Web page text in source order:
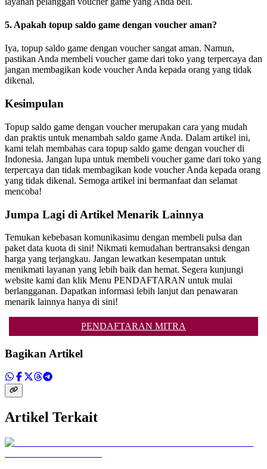
5. Apakah topup saldo game dengan voucher aman?
Iya, topup saldo game dengan voucher sangat aman. Namun,
pastikan Anda membeli voucher game dari toko yang terpercaya dan
jangan membagikan kode voucher Anda kepada orang yang tidak
dikenal.
Kesimpulan
Topup saldo game dengan voucher merupakan cara yang mudah
dan praktis untuk menambah saldo game Anda. Dalam artikel ini,
kami telah membahas cara topup saldo game dengan voucher di
Indonesia. Jangan lupa untuk membeli voucher game dari toko yang
terpercaya dan tidak membagikan kode voucher Anda kepada orang
yang tidak dikenal. Semoga artikel ini bermanfaat dan selamat
mencoba!
Jumpa Lagi di Artikel Menarik Lainnya
Temukan kebebasan komunikasimu dengan membeli pulsa dan
paket data kuota di sini! Nikmati kemudahan bertransaksi dengan
harga yang terjangkau. Jangan lewatkan kesempatan untuk
menikmati layanan yang lebih baik dan hemat. Segera kunjungi
website kami dan klik Menu PENDAFTARAN untuk mulai
berlangganan. Dapatkan informasi lebih lanjut dan penawaran
menarik lainnya hanya di sini!
PENDAFTARAN MITRA
Bagikan Artikel
Artikel Terkait